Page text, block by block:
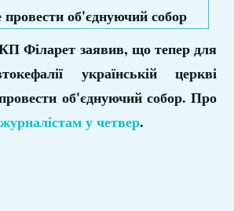
Філарет заявив, що тепер для
українській церкві
об'єднуючий собор. Про
у четвер.